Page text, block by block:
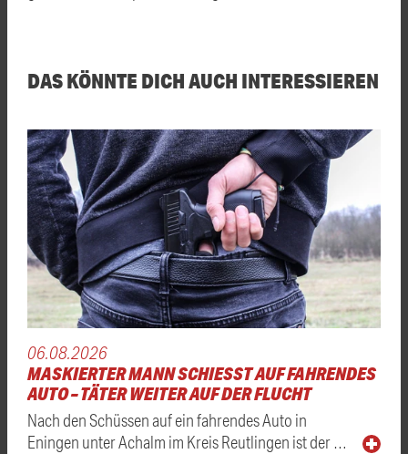
DAS KÖNNTE DICH AUCH INTERESSIEREN
06.08.2026
MASKIERTER MANN SCHIESST AUF FAHRENDES A
UTO – TÄTER WEITER AUF DER FLUCHT
Nach den Schüssen auf ein fahrendes Auto in
Eningen unter Achalm im Kreis Reutlingen ist der …